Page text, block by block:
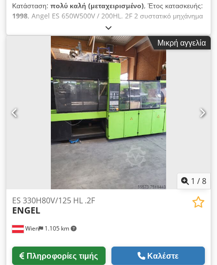
Κατάσταση: πολύ καλή (μεταχειρισμένο), Έτος κατασκευής:
1998, Angel ES 650W500V / 200HL. 2F 2 συστατικό μηχάνημα
γραβάτα χωρίς δύναμη 2000 KN δύναμη σύσφιξης Διάμετρος
βίδας Aggr 1: 45 mm, Aggr 2: 45 mm Max. Όγκος διαδρομής
Aggr 1: 226 cm³, Aggr 2: 183 cm³ Διαστάσεις εγκατάστασης
WKZ: min 250 mm, max 750 m Έτος κατασκευής: 1998
Cjdpfxografvs Alrsrf
Μικρή αγγελία
1 /8
Wien 1.105 km
ES 330H80V/125 HL .2F
ENGEL
Πληροφορίες τιμής Καλέστε